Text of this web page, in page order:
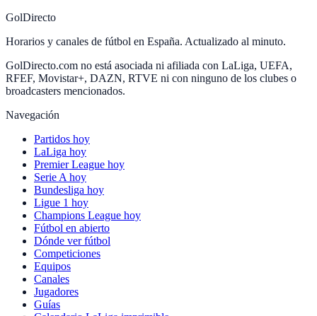
GolDirecto
Horarios y canales de fútbol en España. Actualizado al minuto.
GolDirecto.com no está asociada ni afiliada con LaLiga, UEFA,
RFEF, Movistar+, DAZN, RTVE ni con ninguno de los clubes o
broadcasters mencionados.
Navegación
Partidos hoy
LaLiga hoy
Premier League hoy
Serie A hoy
Bundesliga hoy
Ligue 1 hoy
Champions League hoy
Fútbol en abierto
Dónde ver fútbol
Competiciones
Equipos
Canales
Jugadores
Guías